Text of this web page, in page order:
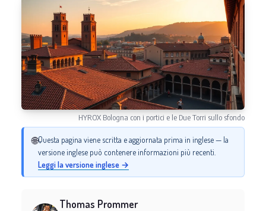
HYROX Bologna con i portici e le Due Torri sullo sfondo
🌐Questa pagina viene scritta e aggiornata prima in inglese — la
versione inglese può contenere informazioni più recenti.
Leggi la versione inglese →
Thomas Prommer